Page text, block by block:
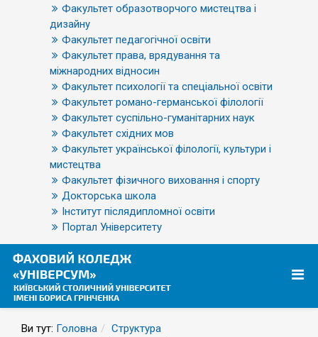
Факультет образотворчого мистецтва і
дизайну
Факультет педагогічної освіти
Факультет права, врядування та
міжнародних відносин
Факультет психології та спеціальної освіти
Факультет романо-германської філології
Факультет суспільно-гуманітарних наук
Факультет східних мов
Факультет української філології, культури і
мистецтва
Факультет фізичного виховання і спорту
Докторська школа
Інститут післядипломної освіти
Портал Університету
Ви тут: Головна
Структура